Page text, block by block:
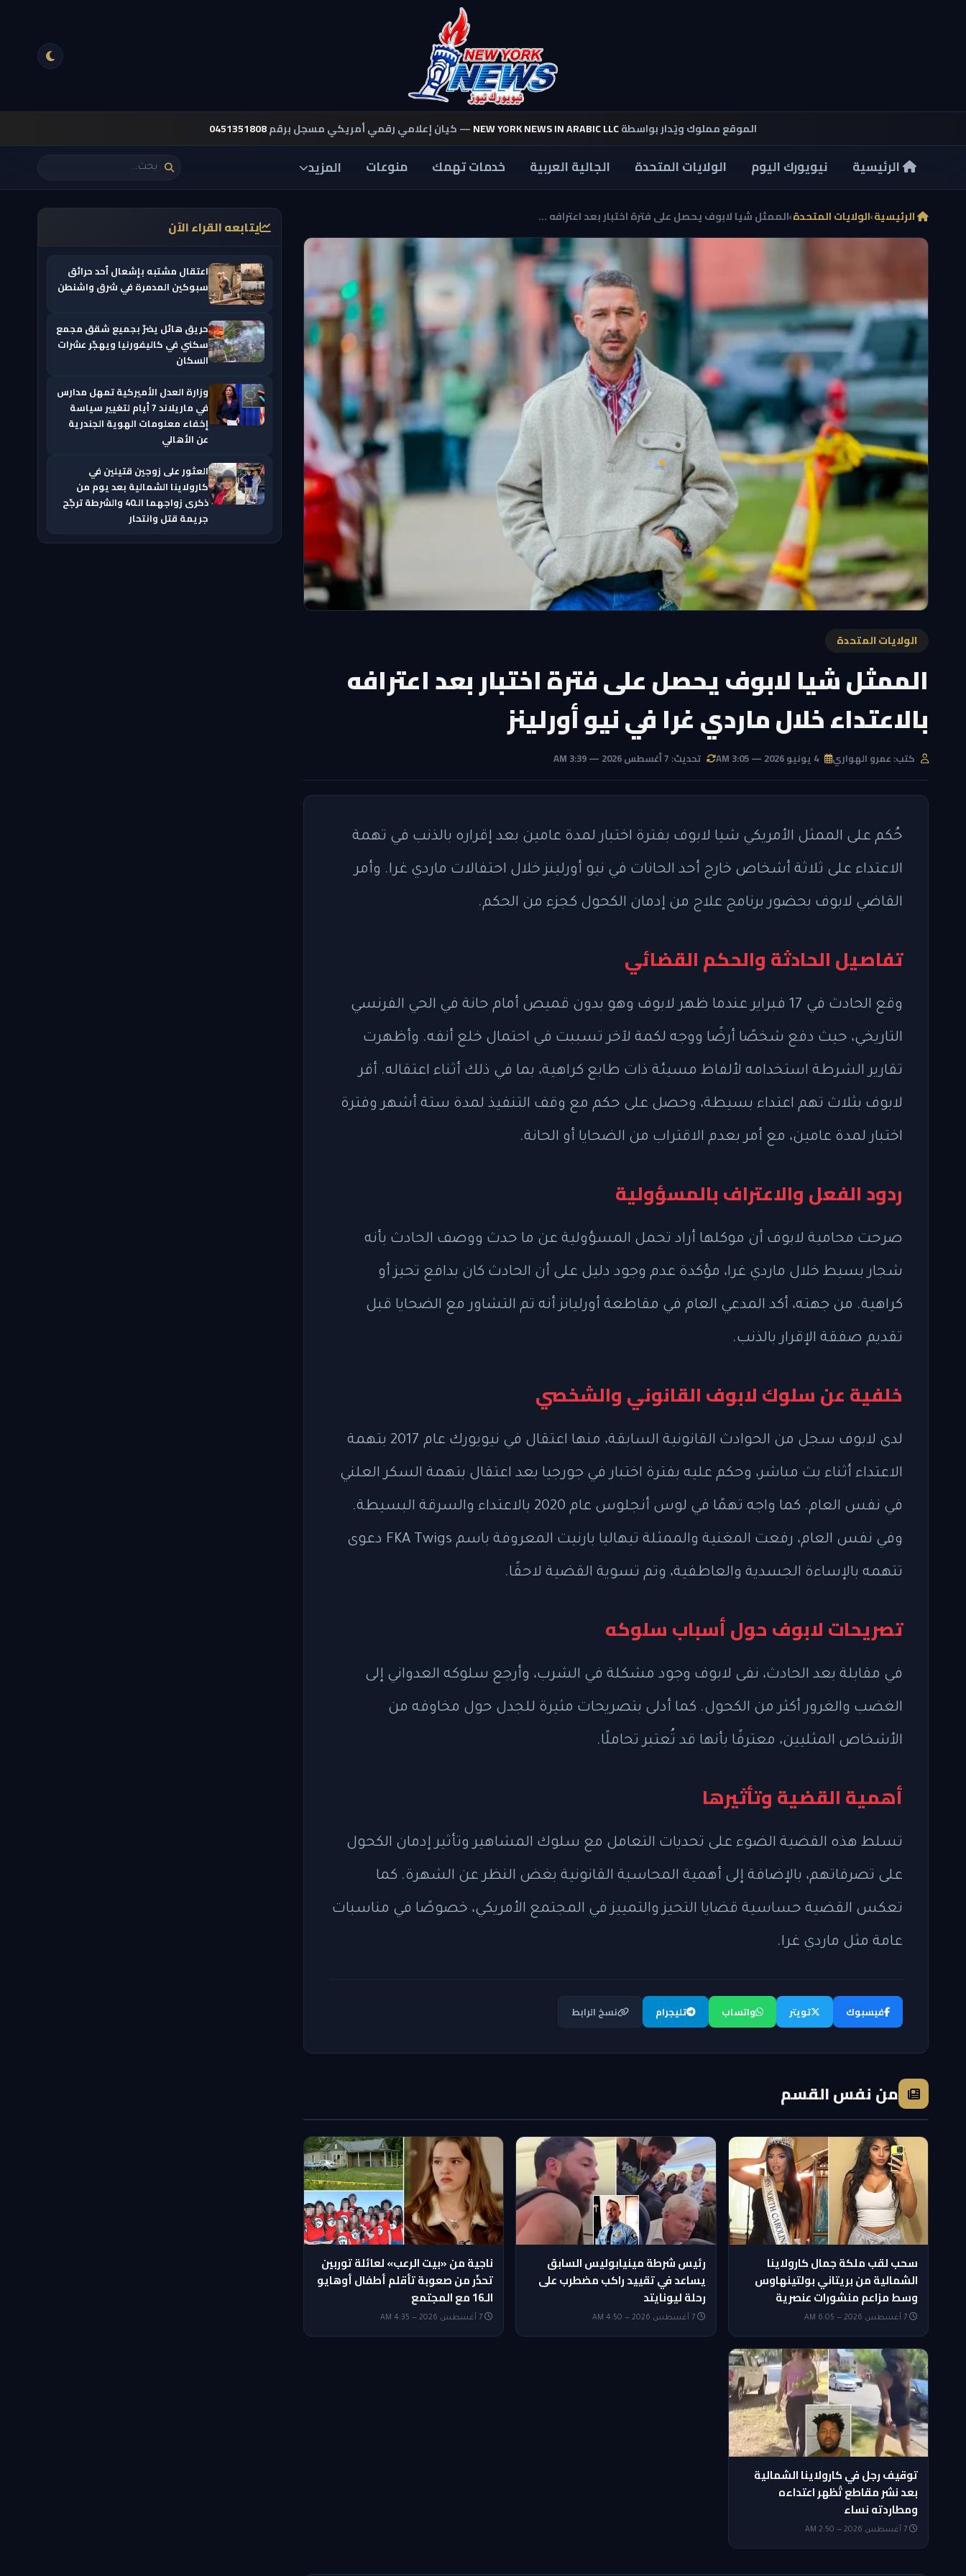
الموقع مملوك ويُدار بواسطةNEW YORK NEWS IN ARABIC LLC— كيان إعلامي رقمي أمريكي مسجل برقم0451351808
الرئيسية نيويورك اليوم الولايات المتحدة الجالية العربية خدمات تهمك منوعات المزيد
الرئيسية›الولايات المتحدة›الممثل شيا لابوف يحصل على فترة اختبار بعد اعترافه ...
الولايات المتحدة
الممثل شيا لابوف يحصل على فترة اختبار بعد اعترافه
بالاعتداء خلال ماردي غرا في نيو أورلينز
كتب: عمرو الهواري تحديث: 7 أغسطس 2026 — 3:39 AM
حُكم على الممثل الأمريكي شيا لابوف بفترة اختبار لمدة عامين بعد إقراره بالذنب في تهمة
الاعتداء على ثلاثة أشخاص خارج أحد الحانات في نيو أورلينز خلال احتفالات ماردي غرا. وأمر
القاضي لابوف بحضور برنامج علاج من إدمان الكحول كجزء من الحكم.
تفاصيل الحادثة والحكم القضائي
وقع الحادث في 17 فبراير عندما ظهر لابوف وهو بدون قميص أمام حانة في الحي الفرنسي
التاريخي، حيث دفع شخصًا أرضًا ووجه لكمة لآخر تسببت في احتمال خلع أنفه. وأظهرت
تقارير الشرطة استخدامه لألفاظ مسيئة ذات طابع كراهية، بما في ذلك أثناء اعتقاله. أقر
لابوف بثلاث تهم اعتداء بسيطة، وحصل على حكم مع وقف التنفيذ لمدة ستة أشهر وفترة
اختبار لمدة عامين، مع أمر بعدم الاقتراب من الضحايا أو الحانة.
ردود الفعل والاعتراف بالمسؤولية
صرحت محامية لابوف أن موكلها أراد تحمل المسؤولية عن ما حدث ووصف الحادث بأنه
شجار بسيط خلال ماردي غرا، مؤكدة عدم وجود دليل على أن الحادث كان بدافع تحيز أو
كراهية. من جهته، أكد المدعي العام في مقاطعة أورليانز أنه تم التشاور مع الضحايا قبل
تقديم صفقة الإقرار بالذنب.
خلفية عن سلوك لابوف القانوني والشخصي
لدى لابوف سجل من الحوادث القانونية السابقة، منها اعتقال في نيويورك عام 2017 بتهمة
الاعتداء أثناء بث مباشر، وحكم عليه بفترة اختبار في جورجيا بعد اعتقال بتهمة السكر العلني
في نفس العام. كما واجه تهمًا في لوس أنجلوس عام 2020 بالاعتداء والسرقة البسيطة.
وفي نفس العام، رفعت المغنية والممثلة تيهاليا بارنيت المعروفة باسم FKA Twigs دعوى
تتهمه بالإساءة الجسدية والعاطفية، وتم تسوية القضية لاحقًا.
تصريحات لابوف حول أسباب سلوكه
في مقابلة بعد الحادث، نفى لابوف وجود مشكلة في الشرب، وأرجع سلوكه العدواني إلى
الغضب والغرور أكثر من الكحول. كما أدلى بتصريحات مثيرة للجدل حول مخاوفه من
الأشخاص المثليين، معترفًا بأنها قد تُعتبر تحاملًا.
أهمية القضية وتأثيرها
تسلط هذه القضية الضوء على تحديات التعامل مع سلوك المشاهير وتأثير إدمان الكحول
على تصرفاتهم، بالإضافة إلى أهمية المحاسبة القانونية بغض النظر عن الشهرة. كما
تعكس القضية حساسية قضايا التحيز والتمييز في المجتمع الأمريكي، خصوصًا في مناسبات
عامة مثل ماردي غرا.
فيسبوك تويتر واتساب تليجرام نسخ الرابط
من نفس القسم
سحب لقب ملكة جمال كارولاينا
الشمالية من بريتاني بولتينهاوس
وسط مزاعم منشورات عنصرية
رئيس شرطة مينيابوليس السابق
يساعد في تقييد راكب مضطرب على
رحلة ليونايتد
7 أغسطس 2026 — 4:50 AM
ناجية من «بيت الرعب» لعائلة توربين
تحذّر من صعوبة تأقلم أطفال أوهايو
الـ16 مع المجتمع
7 أغسطس 2026 — 4:35 AM
توقيف رجل في كارولاينا الشمالية
بعد نشر مقاطع تُظهر اعتداءه
ومطاردته نساء
يتابعه القراء الآن
اعتقال مشتبه بإشعال أحد حرائق
سبوكين المدمرة في شرق واشنطن
حريق هائل يضرّ بجميع شقق مجمع
سكني في كاليفورنيا ويهجّر عشرات
السكان
وزارة العدل الأميركية تمهل مدارس
في ماريلاند 7 أيام لتغيير سياسة
إخفاء معلومات الهوية الجندرية
عن الأهالي
العثور على زوجين قتيلين في
كارولاينا الشمالية بعد يوم من
ذكرى زواجهما الـ40 والشرطة ترجّح
جريمة قتل وانتحار